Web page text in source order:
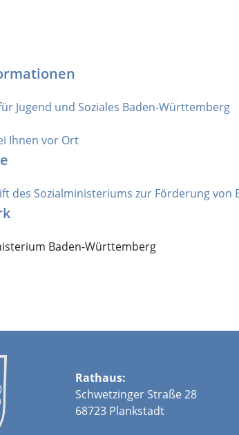
Jugend und Soziales Baden-Württemberg
Ihnen vor Ort
des Sozialministeriums zur Förderung von
Baden-Württemberg
Rathaus:
Schwetzinger Straße 28
68723 Plankstadt